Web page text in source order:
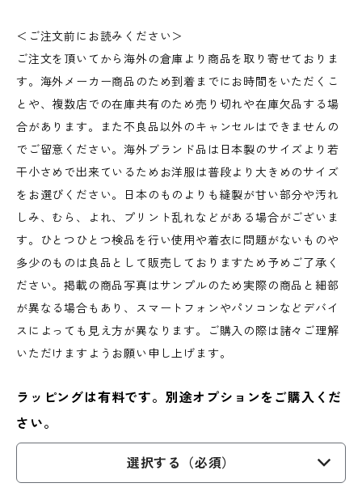
＜ご注文前にお読みください＞
ご注文を頂いてから海外の倉庫より商品を取り寄せておりま
す。海外メーカー商品のため到着までにお時間をいただくこ
とや、複数店での在庫共有のため売り切れや在庫欠品する場
合があります。また不良品以外のキャンセルはできませんの
でご留意ください。海外ブランド品は日本製のサイズより若
干小さめで出来ているためお洋服は普段より大きめのサイズ
をお選びください。日本のものよりも縫製が甘い部分や汚れ
しみ、むら、よれ、プリント乱れなどがある場合がございま
す。ひとつひとつ検品を行い使用や着衣に問題がないものや
多少のものは良品として販売しておりますため予めご了承く
ださい。掲載の商品写真はサンプルのため実際の商品と細部
が異なる場合もあり、スマートフォンやパソコンなどデバイ
スによっても見え方が異なります。ご購入の際は諸々ご理解
いただけますようお願い申し上げます。
ラッピングは有料です。別途オプションをご購入くだ
さい。
選択する（必須）